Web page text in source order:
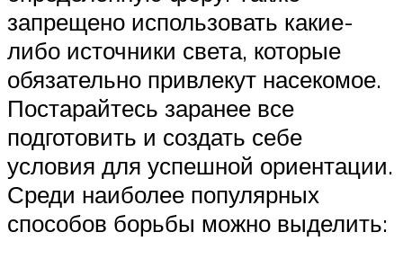
запрещено использовать какие-
либо источники света, которые
обязательно привлекут насекомое.
Постарайтесь заранее все
подготовить и создать себе
условия для успешной ориентации.
Среди наиболее популярных
способов борьбы можно выделить: